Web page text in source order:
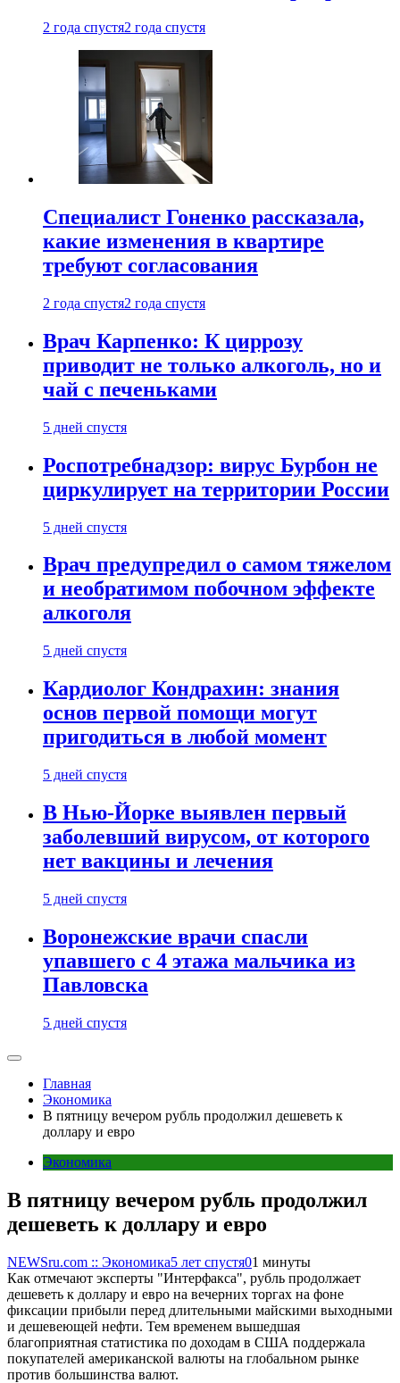
2 года спустя2 года спустя
Специалист Гоненко рассказала,
какие изменения в квартире
требуют согласования
2 года спустя2 года спустя
Врач Карпенко: К циррозу
приводит не только алкоголь, но и
чай с печеньками
5 дней спустя
Роспотребнадзор: вирус Бурбон не
циркулирует на территории России
5 дней спустя
Врач предупредил о самом тяжелом
и необратимом побочном эффекте
алкоголя
5 дней спустя
Кардиолог Кондрахин: знания
основ первой помощи могут
пригодиться в любой момент
5 дней спустя
В Нью-Йорке выявлен первый
заболевший вирусом, от которого
нет вакцины и лечения
5 дней спустя
Воронежские врачи спасли
упавшего с 4 этажа мальчика из
Павловска
5 дней спустя
Главная
Экономика
В пятницу вечером рубль продолжил дешеветь к
доллару и евро
Экономика
В пятницу вечером рубль продолжил
дешеветь к доллару и евро
NEWSru.com :: Экономика5 лет спустя01 минуты
Как отмечают эксперты "Интерфакса", рубль продолжает
дешеветь к доллару и евро на вечерних торгах на фоне
фиксации прибыли перед длительными майскими выходными
и дешевеющей нефти. Тем временем вышедшая
благоприятная статистика по доходам в США поддержала
покупателей американской валюты на глобальном рынке
против большинства валют.